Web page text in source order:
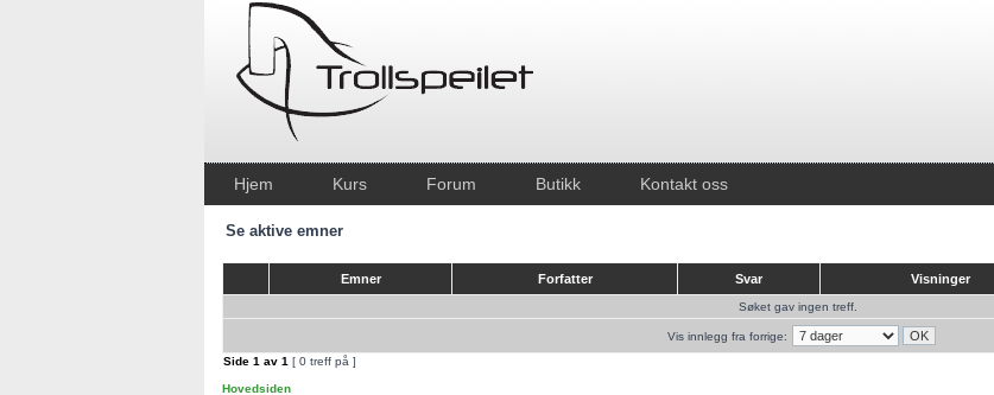
Hjem Kurs Forum Butikk Kontakt oss
Se aktive emner
Emner Forfatter Svar Visninger
Søket gav ingen treff.
Vis innlegg fra forrige:
Side 1 av 1 [ 0 treff på ]
Hovedsiden